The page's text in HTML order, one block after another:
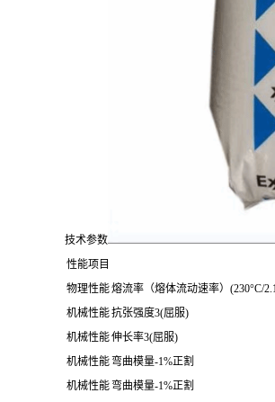
技术参数
性能项目
物理性能熔流率（熔体流动速率）(230°C/
机械性能抗张强度3(屈服)
机械性能伸长率3(屈服)
机械性能 弯曲模量-1%正割
机械性能 弯曲模量-1%正割